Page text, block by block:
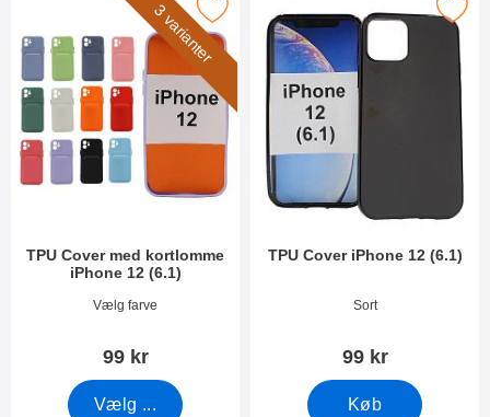
3 varianter
TPU Cover med kortlomme
iPhone 12 (6.1)
Varenr 42977Vælg farve
99 kr
Vælg ...
tPU Cover med kortlomme iPhone 12 (6.1) som favorit
TPU Cover iPhone 12 (6.1)
Varenr 38127Sort
99 kr
Køb
Marker tPU Cover iPhone